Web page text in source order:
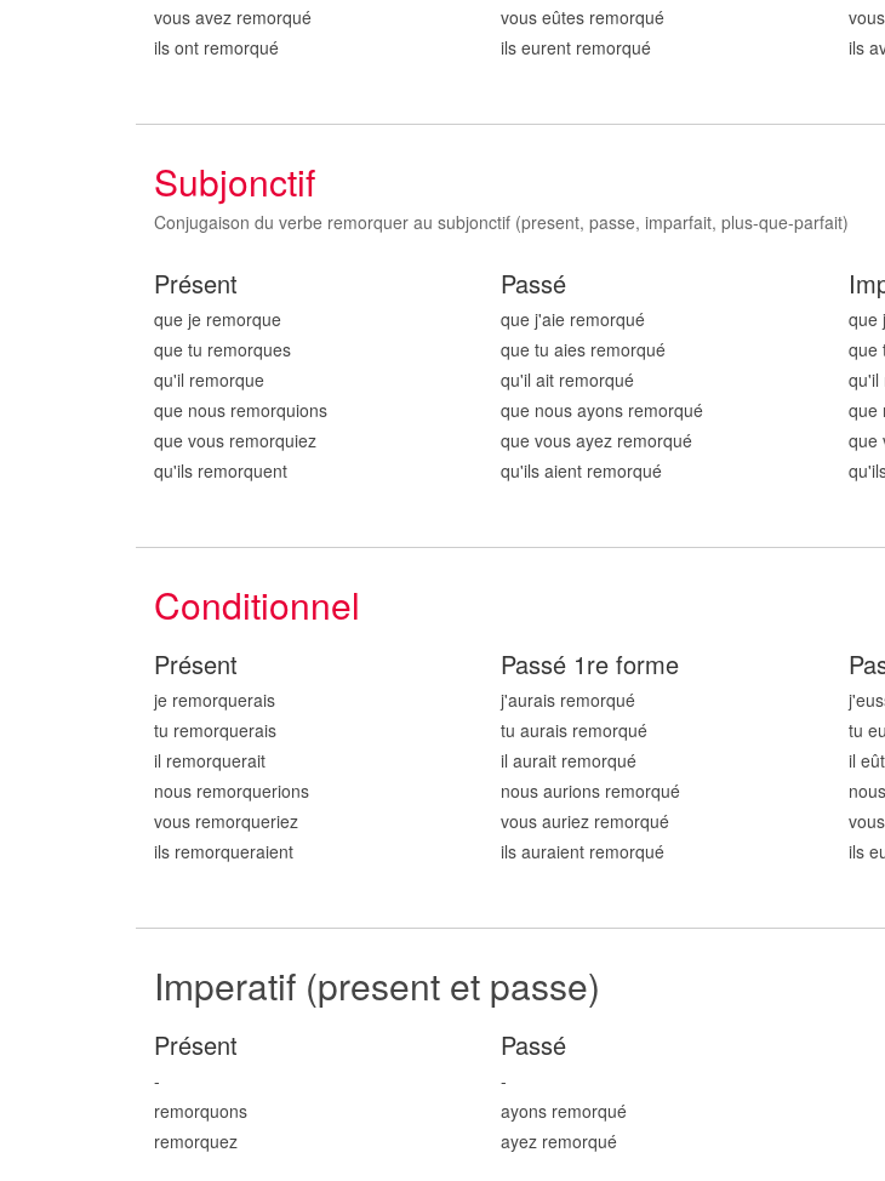
vous avez remorqué
ils ont remorqué
vous eûtes remorqué
ils eurent remorqué
ils
Subjonctif
Conjugaison du verbe remorquer au subjonctif (present, passe, imparfait, plus-que-parfait)
Présent
que je remorque
que tu remorques
qu'il remorque
que nous remorquions
que vous remorquiez
qu'ils remorquent
Passé
que j'aie remorqué
que tu aies remorqué
qu'il ait remorqué
que nous ayons remorqué
que vous ayez remorqué
qu'ils aient remorqué
que
que
qu'il
que
que
Conditionnel
Présent
je remorquerais
tu remorquerais
il remorquerait
nous remorquerions
vous remorqueriez
ils remorqueraient
Passé 1re forme
j'aurais remorqué
tu aurais remorqué
il aurait remorqué
nous aurions remorqué
vous auriez remorqué
ils auraient remorqué
tu
il
ils
Imperatif (present et passe)
Présent
-
remorquons
remorquez
Passé
-
ayons remorqué
ayez remorqué